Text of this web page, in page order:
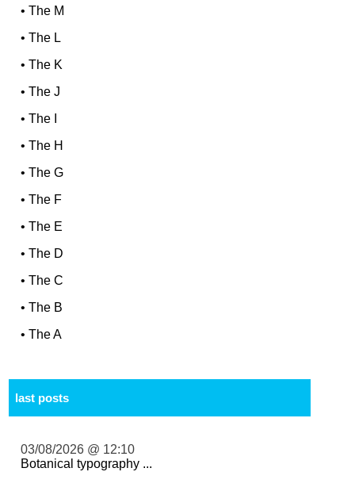
•The M
•The L
•The K
•The J
•The I
•The H
•The G
•The F
•The E
•The D
•The C
•The B
•The A
last posts
03/08/2026 @ 12:10
Botanical typography ...